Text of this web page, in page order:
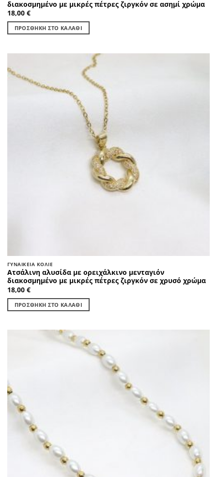
διακοσμημένο με μικρές πέτρες ζιργκόν σε ασημί χρώμα
18,00 €
ΠΡΟΣΘΉΚΗ ΣΤΟ ΚΑΛΆΘΙ
ΓΥΝΑΙΚΕΊΑ ΚΟΛΙΈ
Ατσάλινη αλυσίδα με ορειχάλκινο μενταγιόν
διακοσμημένο με μικρές πέτρες ζιργκόν σε χρυσό χρώμα
18,00 €
ΠΡΟΣΘΉΚΗ ΣΤΟ ΚΑΛΆΘΙ